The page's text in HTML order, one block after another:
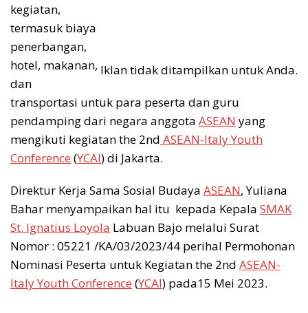
Iklan tidak ditampilkan untuk Anda.
kegiatan,
termasuk biaya
penerbangan,
hotel, makanan,
dan
transportasi untuk para peserta dan guru
pendamping dari negara anggota ASEAN yang
mengikuti kegiatan the 2nd ASEAN-Italy Youth
Conference (YCAI) di Jakarta.
Direktur Kerja Sama Sosial Budaya ASEAN, Yuliana
Bahar menyampaikan hal itu kepada Kepala SMAK
St. Ignatius Loyola Labuan Bajo melalui Surat
Nomor : 05221 /KA/03/2023/44 perihal Permohonan
Nominasi Peserta untuk Kegiatan the 2nd ASEAN-
Italy Youth Conference (YCAI) pada15 Mei 2023.